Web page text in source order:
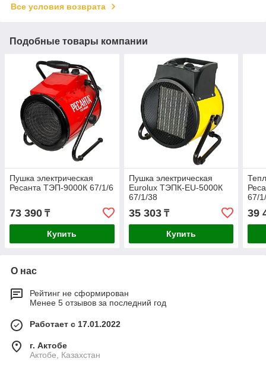
Все условия возврата
Подобные товары компании
Пушка электрическая
Ресанта ТЭП-9000К 67/1/6
73 390 ₸
Купить
Пушка электрическая
Eurolux ТЭПК-EU-5000К
67/1/38
35 303₸
Купить
67/
39
О нас
Рейтинг не сформирован
Менее 5 отзывов за последний год
Работает с 17.01.2022
г. Актобе
Актобе, Казахстан